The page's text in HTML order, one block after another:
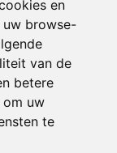
en
uw browse-
van de
betere
om uw
te